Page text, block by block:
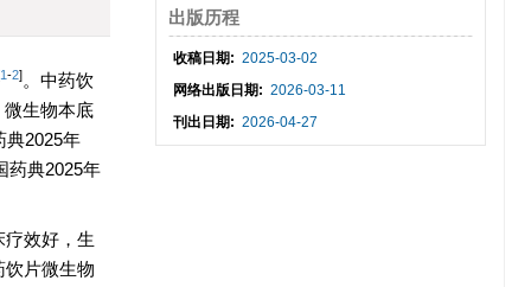
1 -2] 。中药饮
微生物本底
典2025年
药典2025年
疗效好，生
饮片微生物
出版历程
收稿日期: 2025-03-02
网络出版日期: 2026-03-11
刊出日期: 2026-04-27